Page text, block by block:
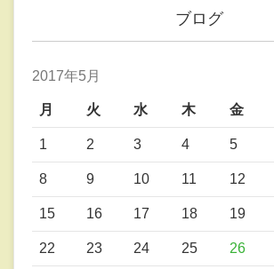
ブログ
2017年5月
月 火 水 木 金
1 2 3 4 5
8 9 10 11 12
15 16 17 18 19
22 23 24 25 26